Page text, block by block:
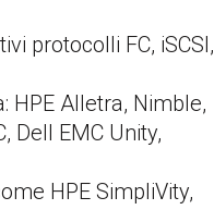
protocolli FC, iSCSI,
HPE Alletra, Nimble,
Dell EMC Unity,
HPE SimpliVity,